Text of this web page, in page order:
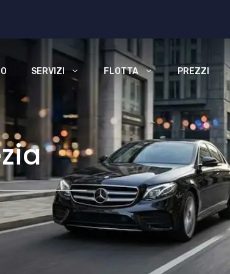
SERVIZI FLOTTA PREZZI